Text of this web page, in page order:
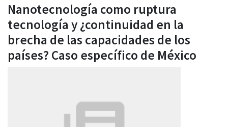
Nanotecnología como ruptura
tecnología y ¿continuidad en la
brecha de las capacidades de los
países? Caso específico de México